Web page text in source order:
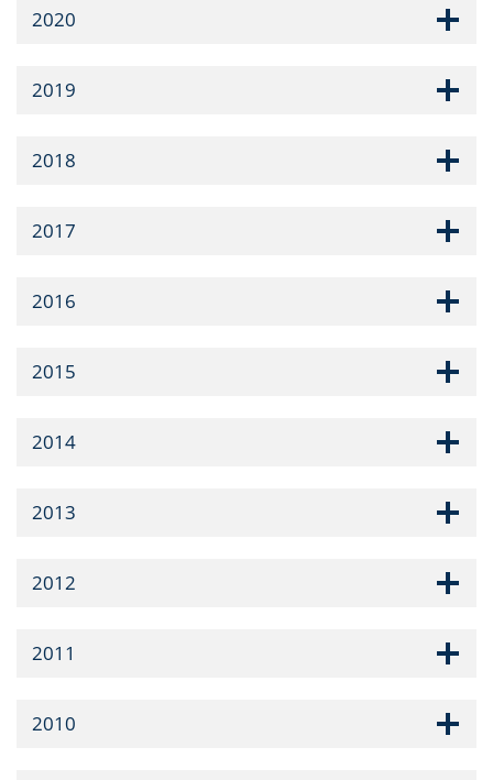
2020
2019
2018
2017
2016
2015
2014
2013
2012
2011
2010